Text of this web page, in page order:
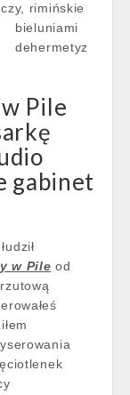
rimińskie
bieluniami
dehermetyz
Pile
gabinet
w Pile od